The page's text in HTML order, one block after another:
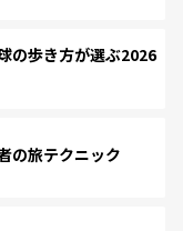
の歩き方が選ぶ2026
の旅テクニック